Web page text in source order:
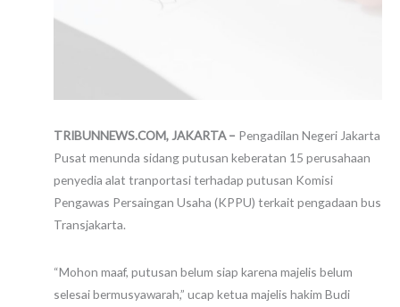
TRIBUNNEWS.COM, JAKARTA – Pengadilan Negeri Jakarta
Pusat menunda sidang putusan keberatan 15 perusahaan
penyedia alat tranportasi terhadap putusan Komisi
Pengawas Persaingan Usaha (KPPU) terkait pengadaan bus
Transjakarta.
“Mohon maaf, putusan belum siap karena majelis belum
selesai bermusyawarah,” ucap ketua majelis hakim Budi